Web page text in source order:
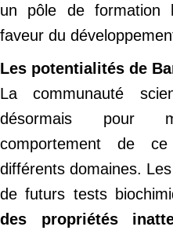
un pôle de formation
faveur du
Les potentialités de
La communauté
désormais pour
comportement de ce
différents domaines.
de futurs tests
des propriétés